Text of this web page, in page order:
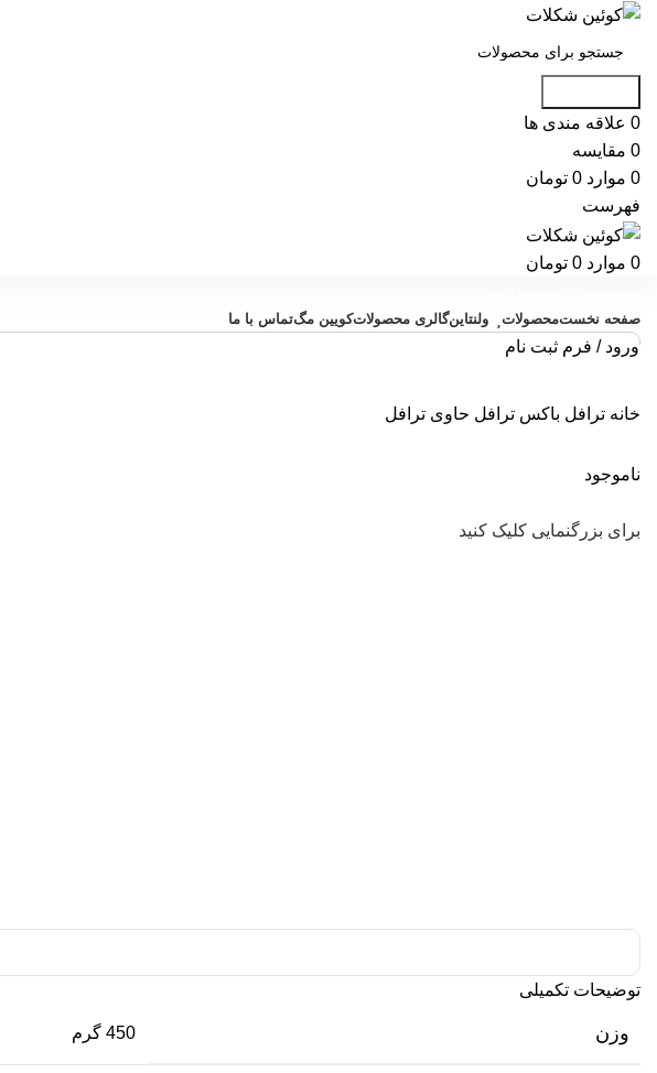
0 علاقه مندی ها
0 مقایسه
0 موارد 0 تومان
فهرست
0 موارد 0 تومان
صفحه نخستمحصولات ولنتاینگالری محصولاتکویین مگتماس با ما
ورود / فرم ثبت نام
خانه ترافل باکس ترافل حاوی ترافل
ناموجود
برای بزرگنمایی کلیک کنید
توضیحات تکمیلی
وزن 450 گرم